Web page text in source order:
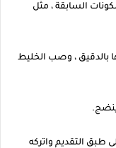
السابقة ، مثل
بالدقيق ، وصب الخليط
طبق التقديم واتركه